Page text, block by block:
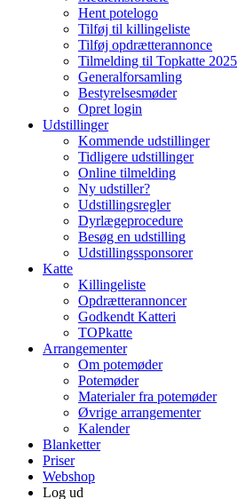
Hent potelogo
Tilføj til killingeliste
Tilføj opdrætterannonce
Tilmelding til Topkatte 2025
Generalforsamling
Bestyrelsesmøder
Opret login
Udstillinger
Kommende udstillinger
Tidligere udstillinger
Online tilmelding
Ny udstiller?
Udstillingsregler
Dyrlægeprocedure
Besøg en udstilling
Udstillingssponsorer
Katte
Killingeliste
Opdrætterannoncer
Godkendt Katteri
TOPkatte
Arrangementer
Om potemøder
Potemøder
Materialer fra potemøder
Øvrige arrangementer
Kalender
Blanketter
Priser
Webshop
Log ud